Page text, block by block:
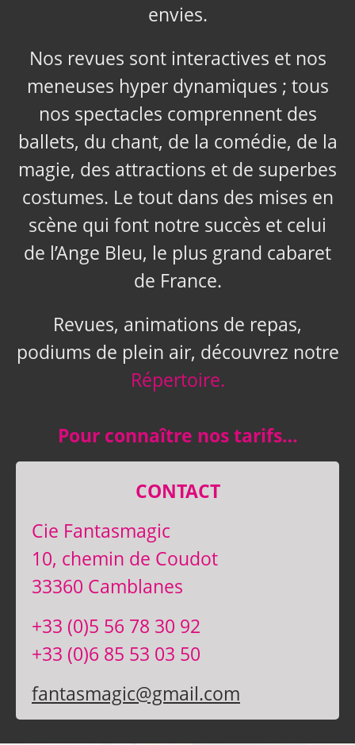
envies.
Nos revues sont interactives et nos
meneuses hyper dynamiques ; tous
nos spectacles comprennent des
ballets, du chant, de la comédie, de la
magie, des attractions et de superbes
costumes. Le tout dans des mises en
scène qui font notre succès et celui
de l’Ange Bleu, le plus grand cabaret
de France.
Revues, animations de repas,
podiums de plein air, découvrez notre
Répertoire.
Pour connaître nos tarifs…
CONTACT
Cie Fantasmagic
10, chemin de Coudot
33360 Camblanes
+33 (0)5 56 78 30 92
+33 (0)6 85 53 03 50
fantasmagic@gmail.com